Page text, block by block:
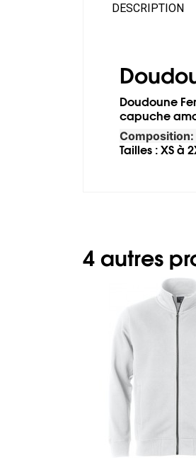
DESCRIPTION
Doudoune
capuche
Composition:
Tailles : XS à
4 autres